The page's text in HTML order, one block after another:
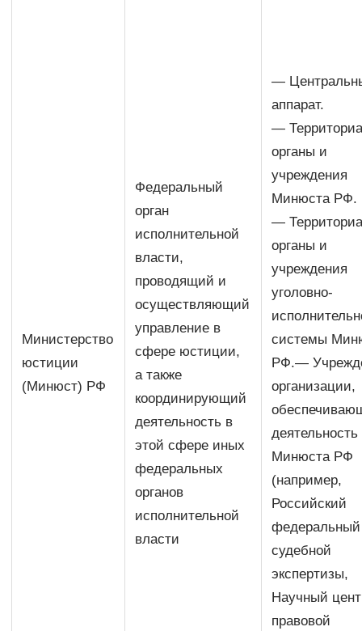
Министерство
юстиции
(Минюст) РФ
Федеральный
орган
исполнительной
власти,
проводящий и
осуществляющий
управление в
сфере юстиции,
а также
координирующий
деятельность в
этой сфере иных
федеральных
органов
исполнительной
власти
—
аппарат.
—
органы и
учреждения
Минюста РФ.
—
органы и
учреждения
уголовно-
системы
РФ.—
организации,
деятельность
Минюста РФ
(например,
Российский
федеральный
судебной
экспертизы,
Научный
правовой